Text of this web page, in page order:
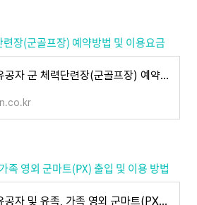
장(군골프장) 예약방법 및 이용요금
국가유공자 군 체력단련장(군골프장) 예약방법 및 이용요금
족 영외 군마트(PX) 출입 및 이용 방법
국가유공자 및 유족, 가족 영외 군마트(PX) 출입 및 이용 방법